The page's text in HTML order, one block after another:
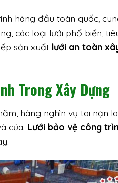
hàng đầu toàn quốc,
các loại lưới phổ biến,
sản xuất lưới an toàn
Trong Xây Dựng
hàng nghìn vụ tai nạn
của. Lưới bảo vệ công